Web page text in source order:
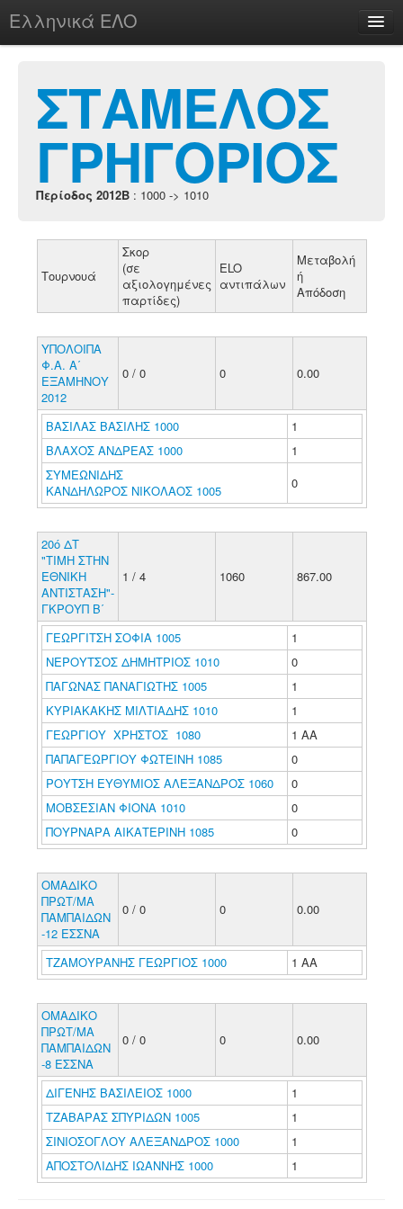
Ελληνικά ΕΛΟ
chesstu.be @ discord
Login
ΣΤΑΜΕΛΟΣ
ΓΡΗΓΟΡΙΟΣ
Περίοδος 2012B : 1000 -> 1010
Τουρνουά
Σκορ
(σε
αξιολογημένες
παρτίδες)
ELO
αντιπάλων
Μεταβολή
ή
Απόδοση
ΥΠΟΛΟΙΠΑ
Φ.Α. Α΄
ΕΞΑΜΗΝΟΥ
2012
0 / 0 0 0.00
ΒΑΣΙΛΑΣ ΒΑΣΙΛΗΣ 1000
1
ΒΛΑΧΟΣ ΑΝΔΡΕΑΣ 1000
1
ΣΥΜΕΩΝΙΔΗΣ
ΚΑΝΔΗΛΩΡΟΣ ΝΙΚΟΛΑΟΣ 1005
0
20ό ΔΤ
"ΤΙΜΗ ΣΤΗΝ
ΕΘΝΙΚΗ
ΑΝΤΙΣΤΑΣΗ"-
ΓΚΡΟΥΠ B΄
1 / 4 1060 867.00
ΓΕΩΡΓΙΤΣΗ ΣΟΦΙΑ 1005
1
ΝΕΡΟΥΤΣΟΣ ΔΗΜΗΤΡΙΟΣ 1010
0
ΠΑΓΩΝΑΣ ΠΑΝΑΓΙΩΤΗΣ 1005
1
ΚΥΡΙΑΚΑΚΗΣ ΜΙΛΤΙΑΔΗΣ 1010
1
ΓΕΩΡΓΙΟΥ ΧΡΗΣΤΟΣ 1080
1 ΑΑ
ΠΑΠΑΓΕΩΡΓΙΟΥ ΦΩΤΕΙΝΗ 1085
0
ΡΟΥΤΣΗ ΕΥΘΥΜΙΟΣ ΑΛΕΞΑΝΔΡΟΣ 1060
0
ΜΟΒΣΕΣΙΑΝ ΦΙΟΝΑ 1010
0
ΠΟΥΡΝΑΡΑ ΑΙΚΑΤΕΡΙΝΗ 1085
0
ΟΜΑΔΙΚΟ
ΠΡΩΤ/ΜΑ
ΠΑΜΠΑΙΔΩΝ
-12 ΕΣΣΝΑ
0 / 0 0 0.00
ΤΖΑΜΟΥΡΑΝΗΣ ΓΕΩΡΓΙΟΣ 1000 1 ΑΑ
ΟΜΑΔΙΚΟ
ΠΡΩΤ/ΜΑ
ΠΑΜΠΑΙΔΩΝ
-8 ΕΣΣΝΑ
0 / 0 0 0.00
ΔΙΓΕΝΗΣ ΒΑΣΙΛΕΙΟΣ 1000
1
ΤΖΑΒΑΡΑΣ ΣΠΥΡΙΔΩΝ 1005
1
ΣΙΝΙΟΣΟΓΛΟΥ ΑΛΕΞΑΝΔΡΟΣ 1000
1
ΑΠΟΣΤΟΛΙΔΗΣ ΙΩΑΝΝΗΣ 1000
1